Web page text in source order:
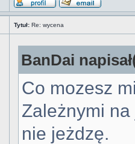
Tytuł: Re: wycena
BanDai
Co mozesz
Zależnymi
nie jeżdzę.